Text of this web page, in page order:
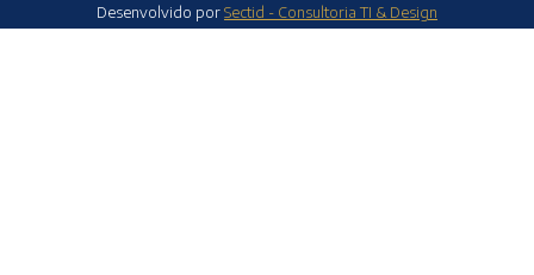
Desenvolvido porSectid - Consultoria TI & Design